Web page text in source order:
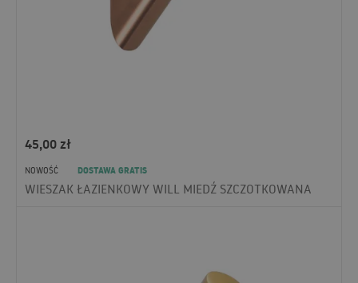
45,00zł
NOWOŚĆ
DOSTAWA GRATIS
WIESZAK ŁAZIENKOWY WILL MIEDŹ SZCZOTKOWANA